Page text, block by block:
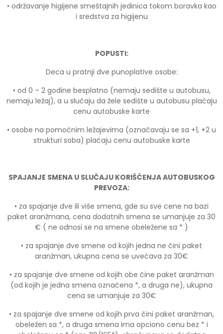
• održavanje higijene smeštajnih jedinica tokom boravka kao
i sredstva za higijenu
POPUSTI:
Deca u pratnji dve punoplative osobe:
• od 0 – 2 godine besplatno (nemaju sedište u autobusu,
nemaju ležaj), a u slučaju da žele sedište u autobusu plaćaju
cenu autobuske karte
• osobe na pomoćnim ležajevima (označavaju se sa +1, +2 u
strukturi soba) plaćaju cenu autobuske karte
SPAJANJE SMENA U SLUČAJU KORIŠĆENJA AUTOBUSKOG
PREVOZA:
• za spajanje dve ili više smena, gde su sve cene na bazi
paket aranžmana, cena dodatnih smena se umanjuje za 30
€ ( ne odnosi se na smene obeležene sa * )
• za spajanje dve smene od kojih jedna ne čini paket
aranžman, ukupna cena se uvećava za 30€
• za spajanje dve smene od kojih obe čine paket aranžman
(od kojih je jedna smena označena *, a druga ne), ukupna
cena se umanjuje za 30€
• za spajanje dve smene od kojih prva čini paket aranžman,
obeležen sa *, a druga smena ima opciono cenu bez * i